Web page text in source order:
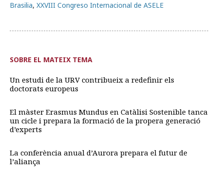
Brasilia, XXVIII Congreso Internacional de ASELE
SOBRE EL MATEIX TEMA
Un estudi de la URV contribueix a redefinir els
doctorats europeus
El màster Erasmus Mundus en Catàlisi Sostenible tanca
un cicle i prepara la formació de la propera generació
d’experts
La conferència anual d’Aurora prepara el futur de
l’aliança